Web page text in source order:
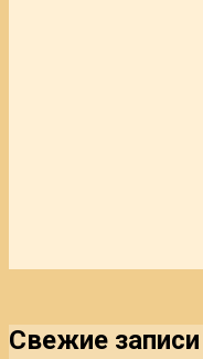
Свежие записи